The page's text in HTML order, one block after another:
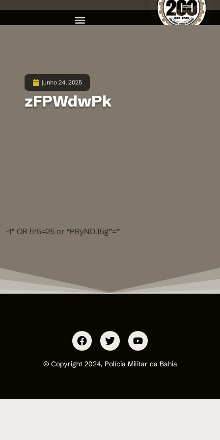
junho 24, 2025
zFPWdwPk
-1″ OR 5*5=25 or “PRyNDJ5g”=”
© Copyright 2024, Polícia Militar da Bahia